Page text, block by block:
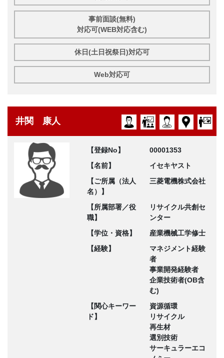
事前面談(無料)
対応可(WEB対応含む)
休日(土日祝祭日)対応可
Web対応可
井関 康人
【登録No】
00001353
【名前】
イセキヤスト
【ご所属（法人
名）】
三菱電機株式会社
【所属部署／役
職】
リサイクル共創セ
ンター
【学位・資格】
産業機械工学修士
【経験】
マネジメント経験
者
事業開発経験者
企業技術者(OB含
む)
【関心キーワー
ド】
資源循環
リサイクル
再生材
選別技術
サーキュラーエコ